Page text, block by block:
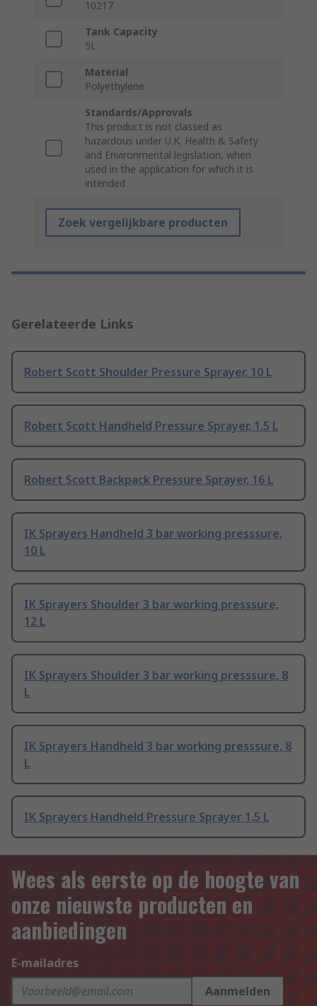
10217
Tank Capacity
5L
Material
Polyethylene
Standards/Approvals
This product is not classed as
hazardous under U.K. Health & Safety
and Environmental legislation, when
used in the application for which it is
intended
Zoek vergelijkbare producten
Gerelateerde Links
Robert Scott Shoulder Pressure Sprayer, 10 L
Robert Scott Handheld Pressure Sprayer, 1.5 L
Robert Scott Backpack Pressure Sprayer, 16 L
IK Sprayers Handheld 3 bar working presssure,
10 L
IK Sprayers Shoulder 3 bar working presssure,
12 L
IK Sprayers Shoulder 3 bar working presssure, 8
L
IK Sprayers Handheld 3 bar working presssure, 8
L
IK Sprayers Handheld Pressure Sprayer 1.5 L
Wees als eerste op de hoogte van
onze nieuwste producten en
aanbiedingen
E-mailadres
Aanmelden